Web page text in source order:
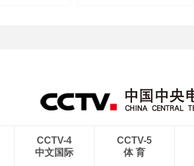
CCTV-4
中文国际
CCTV-5
体 育